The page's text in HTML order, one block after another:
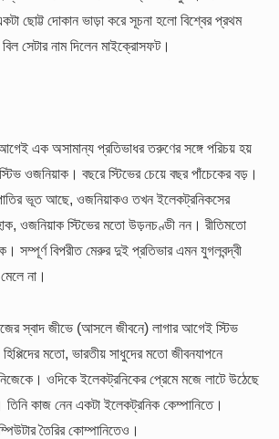
ছোট্ট দোকান ভাড়া করে সূচনা হলো বিশ্বের প্রথম
সেটার নাম দিলেন মাইক্রোসফট।
এক অসামান্য প্রতিভাধর তরুণের সঙ্গে পরিচয় হয়
ওজনিয়াক। বছরে স্টিভের চেয়ে বছর পাঁচেকের বড়।
ভূত আছে, ওজনিয়াকও তখন ইলেকট্রনিকসের
ওজনিয়াক স্টিভের মতো উড়নচণ্ডী নন। রীতিমতো
সম্পূর্ণ বিপরীত মেরুর দুই প্রতিভার এমন যুগলবন্দ্বী
না।
স্বাদ জীভে (আসলে জীবনে) লাগার আগেই স্টিভ
মতো, ভারতীয় সাধুদের মতো জীবনযাপনে
ওদিকে ইলেকট্রনিকের প্রেমে মজে লাটে উঠেছে
কাজ নেন একটা ইলেকট্রনিক কেম্পানিতে।
তৈরির কোম্পানিতেও।